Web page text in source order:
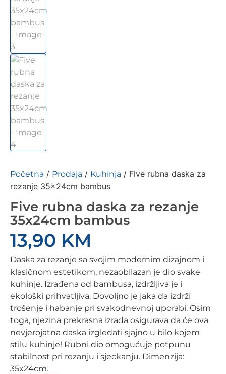
Početna / Prodaja / Kuhinja / Five rubna daska za
rezanje 35x24cm bambus
Five rubna daska za rezanje
35x24cm bambus
13,90 KM
Daska za rezanje sa svojim modernim dizajnom i
klasičnom estetikom, nezaobilazan je dio svake
kuhinje. Izrađena od bambusa, izdržljiva je i
ekološki prihvatljiva. Dovoljno je jaka da izdrži
trošenje i habanje pri svakodnevnoj uporabi. Osim
toga, njezina prekrasna izrada osigurava da će ova
nevjerojatna daska izgledati sjajno u bilo kojem
stilu kuhinje! Rubni dio omogućuje potpunu
stabilnost pri rezanju i sjeckanju. Dimenzija:
35x24cm.